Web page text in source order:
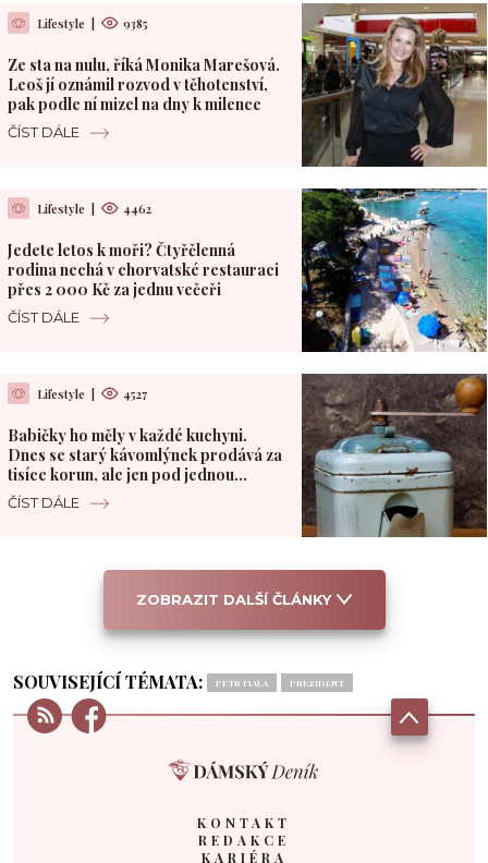
Lifestyle 9385
Ze sta na nulu, říká Monika Marešová.
Leoš jí oznámil rozvod v těhotenství,
pak podle ní mizel na dny k milence
ČÍST DÁLE
Lifestyle 4462
Jedete letos k moři? Čtyřčlenná
rodina nechá v chorvatské restauraci
přes 2 000 Kč za jednu večeři
ČÍST DÁLE
Lifestyle 4527
Babičky ho měly v každé kuchyni.
Dnes se starý kávomlýnek prodává za
tisíce korun, ale jen pod jednou
podmínkou
ČÍST DÁLE
ZOBRAZIT DALŠÍ ČLÁNKY
SOUVISEJÍCÍ TÉMATA: PETR FIALA PREZIDENT
KONTAKT
REDAKCE
KARIÉRA